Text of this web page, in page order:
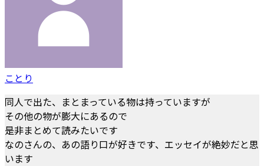
ことり
同人で出た、まとまっている物は持っていますが
その他の物が膨大にあるので
是非まとめて読みたいです
なのさんの、あの語り口が好きです、エッセイが絶妙だと思
います